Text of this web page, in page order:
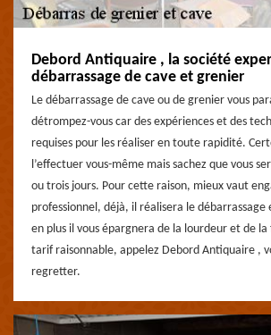
Debord Antiquaire , la société
débarrassage de cave et grenier
Le débarrassage de cave ou de grenier vous
détrompez-vous car des expériences et des
requises pour les réaliser en toute rapidité.
l’effectuer vous-même mais sachez que vous
ou trois jours. Pour cette raison, mieux vaut
professionnel, déjà, il réalisera le
en plus il vous épargnera de la lourdeur et de
tarif raisonnable, appelez Debord Antiquaire ,
regretter.